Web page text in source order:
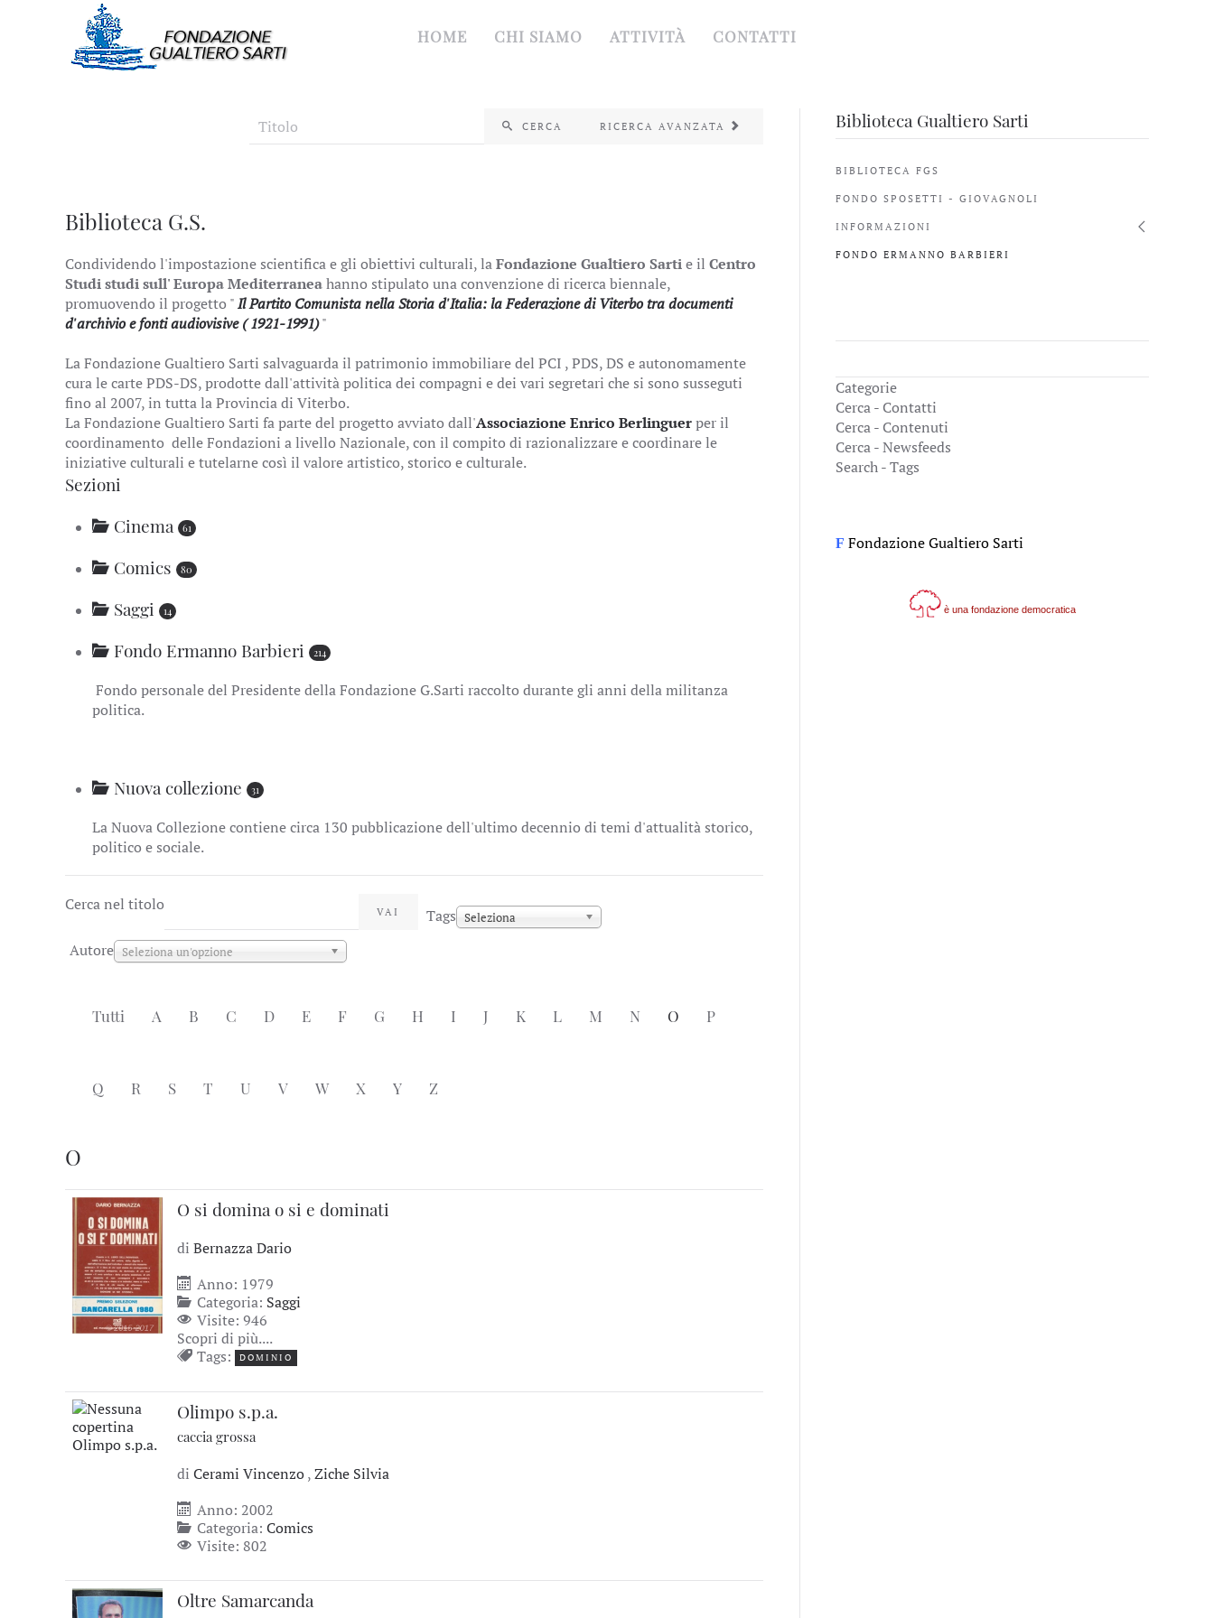
HOME CHI SIAMO ATTIVITÀ CONTATTI
CERCA RICERCA AVANZATA
Biblioteca G.S.
Condividendo l'impostazione scientifica e gli obiettivi culturali, laFondazione Gualtiero Sartie il Centro
Studi studi sull' Europa Mediterraneahanno stipulato una convenzione di ricerca biennale,
promuovendo il progetto "Il Partito Comunista nella Storia d'Italia: la Federazione di Viterbo tra documenti
d'archivio e fonti audiovisive ( 1921-1991)"
La Fondazione Gualtiero Sarti salvaguarda il patrimonio immobiliare del PCI , PDS, DS e autonomamente
cura le carte PDS-DS, prodotte dall'attività politica dei compagni e dei vari segretari che si sono susseguti
fino al 2007, in tutta la Provincia di Viterbo.
La Fondazione Gualtiero Sarti fa parte del progetto avviato dall'Associazione Enrico Berlinguerper il
coordinamento delle Fondazioni a livello Nazionale, con il compito di razionalizzare e coordinare le
iniziative culturali e tutelarne così il valore artistico, storico e culturale.
Sezioni
Cinema
61
Comics 80
Saggi 14
Fondo Ermanno Barbieri 214
Fondo personale del Presidente della Fondazione G.Sarti raccolto durante gli anni della militanza
politica.
Nuova collezione 31
La Nuova Collezione contiene circa 130 pubblicazione dell'ultimo decennio di temi d'attualità storico,
politico e sociale.
Cerca nel titolo VAI Tags Seleziona
Autore Seleziona un'opzione
Tutti A B C D E F G H I J K L M N O P
Q R S T U V W X Y Z
O
O si domina o si e dominati
di Bernazza Dario
Anno: 1979
Categoria: Saggi
Visite: 946
Scopri di più....
Tags:
DOMINIO
Olimpo s.p.a.
caccia grossa
di Cerami Vincenzo,Ziche Silvia
Anno: 2002
Categoria: Comics
Visite: 802
Oltre Samarcanda
Biblioteca Gualtiero Sarti
BIBLIOTECA FGS
FONDO SPOSETTI - GIOVAGNOLI
INFORMAZIONI
FONDO ERMANNO BARBIERI
Categorie
Cerca - Contatti
Cerca - Contenuti
Cerca - Newsfeeds
Search - Tags
F Fondazione Gualtiero Sarti
è una fondazione democratica